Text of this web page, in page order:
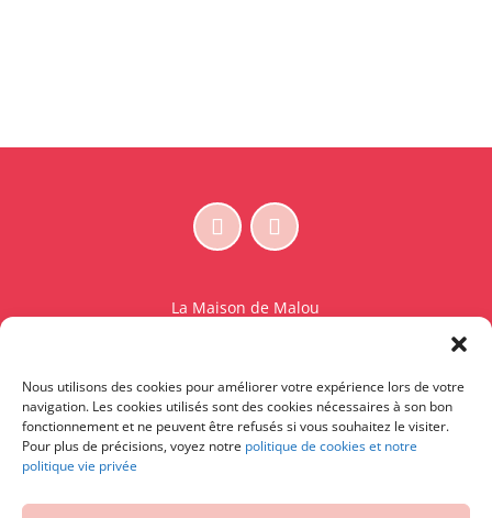
Nous utilisons des cookies pour améliorer votre expérience lors de votre
navigation. Les cookies utilisés sont des cookies nécessaires à son bon
fonctionnement et ne peuvent être refusés si vous souhaitez le visiter.
Pour plus de précisions, voyez notre politique de cookies et notre
politique vie privée
La Maison de Malou
BE 0765.825.589
© La Maison de Malou – TDM interdit sauf accord
écrit préalable | Entraînement d’IA strictement
interdit.